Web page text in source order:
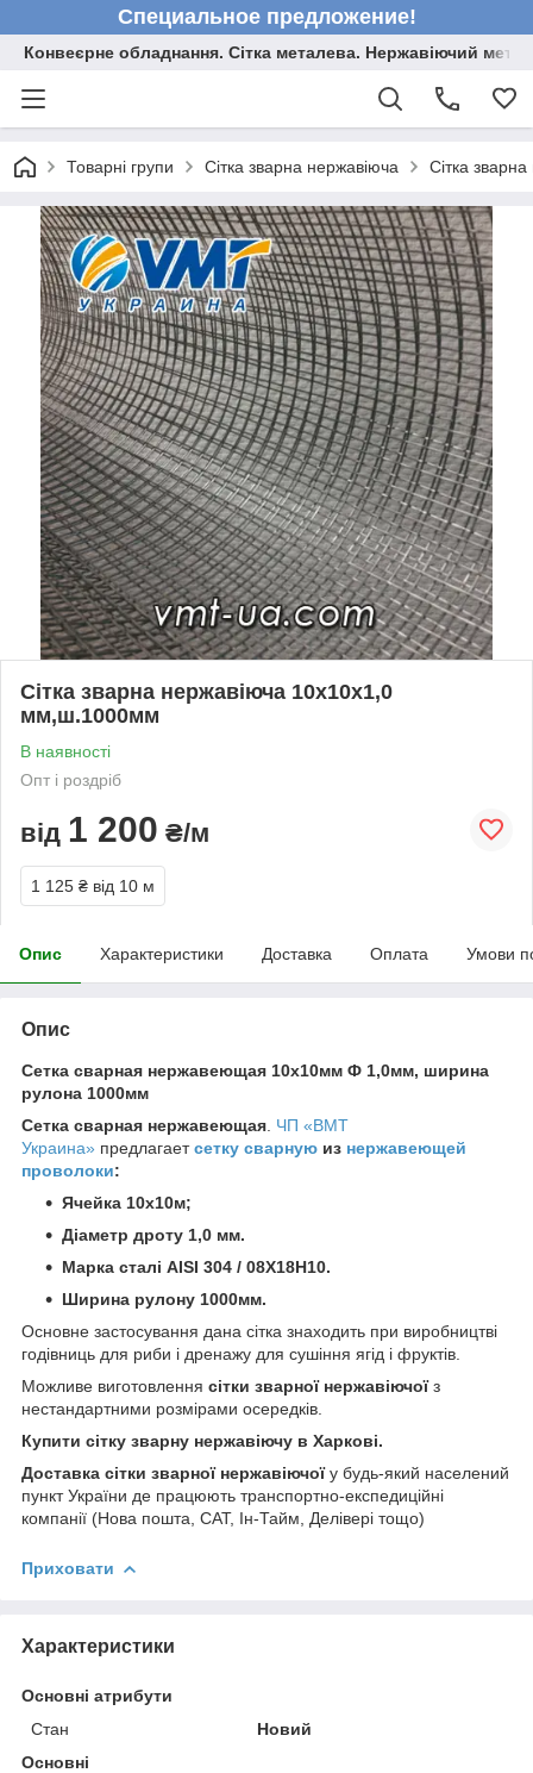
Специальное предложение!
Конвеєрне обладнання. Сітка металева. Нержавіючий
Товарні групи Сітка зварна нержавіюча Сітка
Сітка зварна нержавіюча 10х10х1,0
мм,ш.1000мм
В наявності
Опт і роздріб
від 1 200 ₴/м
1 125 ₴ від 10 м
Опис Характеристики Доставка Оплата Умови
Опис
Сетка сварная нержавеющая 10х10мм Ф 1,0мм, ширина
рулона 1000мм
Сетка сварная нержавеющая ЧП «ВМТ
Украина» предлагаетсетку сварную из нержавеющей
проволоки:
Ячейка 10х10м;
Діаметр дроту 1,0 мм.
Марка сталі AISI 304 / 08Х18Н10.
Ширина рулону 1000мм.
Основне застосування дана сітка знаходить при виробництві
годівниць для риби і дренажу для сушіння ягід і фруктів.
Можливе виготовлення сітки зварної нержавіючоїз
нестандартними розмірами осередків.
Купити сітку зварну нержавіючу в Харкові.
Доставка сітки зварної нержавіючоїу будь-який населений
пункт України де працюють транспортно-експедиційні
компанії (Нова пошта, САТ, Ін-Тайм, Делівері тощо)
Приховати
Характеристики
Основні атрибути
Стан
Новий
Основні